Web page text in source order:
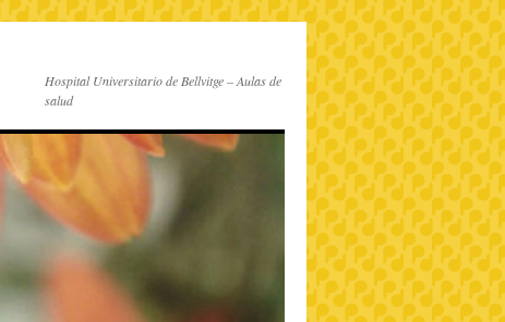
Hospital Universitario de Bellvitge – Aulas de
salud